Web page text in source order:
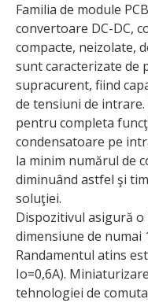
Familia de module
convertoare DC-DC,
compacte, neizolate,
sunt caracterizate de
supracurent, fiind
de tensiuni de
pentru completa
condensatoare pe
la minim numărul de
diminuând astfel şi
soluţiei.
Dispozitivul asigură o
dimensiune de numai
Randamentul atins
Io=0,6A).
tehnologiei de